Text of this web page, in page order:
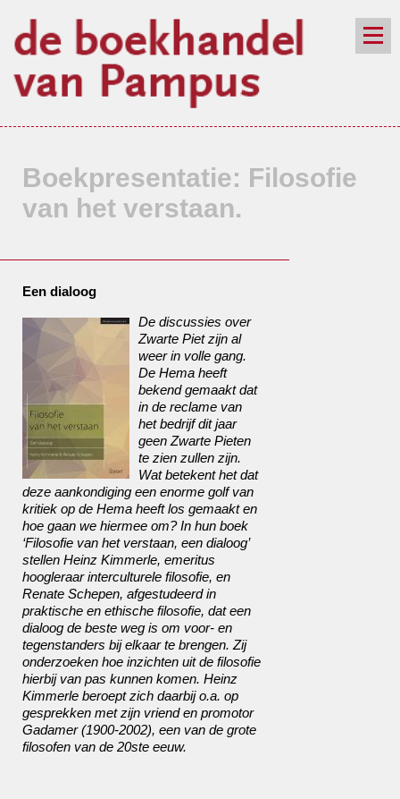
nieuwsbrief
Boekpresentatie: Filosofie
van het verstaan.
Een dialoog
De discussies over
Zwarte Piet zijn al
weer in volle gang.
De Hema heeft
bekend gemaakt dat
in de reclame van
het bedrijf dit jaar
geen Zwarte Pieten
te zien zullen zijn.
Wat betekent het dat
deze aankondiging een enorme golf van
kritiek op de Hema heeft los gemaakt en
hoe gaan we hiermee om? In hun boek
‘Filosofie van het verstaan, een dialoog’
stellen Heinz Kimmerle, emeritus
hoogleraar interculturele filosofie, en
Renate Schepen, afgestudeerd in
praktische en ethische filosofie, dat een
dialoog de beste weg is om voor- en
tegenstanders bij elkaar te brengen. Zij
onderzoeken hoe inzichten uit de filosofie
hierbij van pas kunnen komen. Heinz
Kimmerle beroept zich daarbij o.a. op
gesprekken met zijn vriend en promotor
Gadamer (1900-2002), een van de grote
filosofen van de 20ste eeuw.